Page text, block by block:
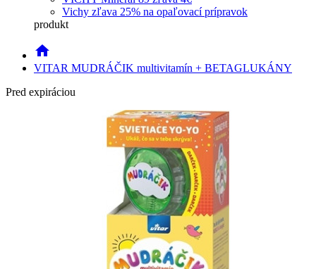
Vichy zľava 25% na opaľovací prípravok
produkt
home
VITAR MUDRÁČIK multivitamín + BETAGLUKÁNY
Pred expiráciou